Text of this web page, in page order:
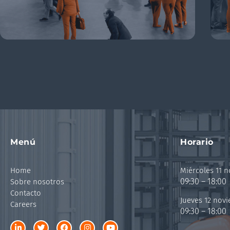
Menú
Home
Sobre nosotros
Contacto
Careers
Horario
Miércoles 11
09:30 – 18:00
Jueves 12
09:30 – 18:00